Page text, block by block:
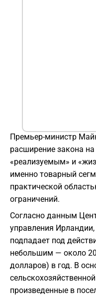
Премьер-министр
расширение закона на
«реализуемым» и
именно товарный
практической
ограничений.
Согласно данным
управления
подпадает под
небольшим — около
долларов) в год. В
произведенные в